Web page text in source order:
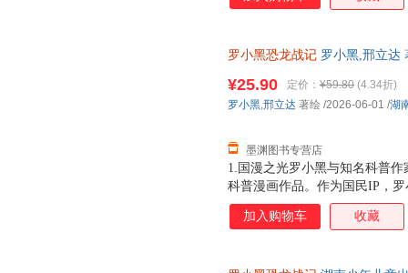
得主，中国古生物学会科普工
20种恐龙的100+知识，兼具专
进恐龙世界，与这些史前巨兽
罗小黑恐龙战记 罗小黑,邢立达
1.国漫之光罗小黑与知名科普
科普漫画作品。作为国民IP，
动画于2011年开始播放，B站
3.15亿票房，同名漫画书2015
¥25.90 定价： ¥59.80 (4.34折)
墨渊图书专营店
罗小黑,邢立达 著绘 /2026-06-01 /湖
加入购物车 收藏